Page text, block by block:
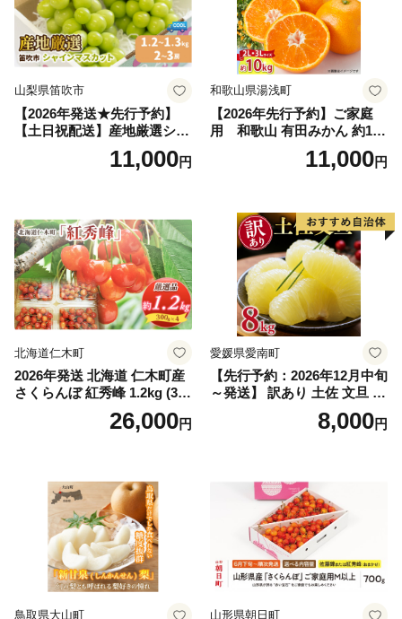
山梨県笛吹市
【2026年発送★先行予約】
【土日祝配送】産地厳選シャ
インマスカット1.2kg～1.3kg
（2房～3房）※沖縄・離島配
笛吹市 山梨県 フルーツ 果物
ぶどう 葡萄 大粒 シャインマ
スカット おすすめ シャイン
マスカット 贈答 ギフト 産地
笛吹市 シャインマスカット
笛吹 葡萄 国産 ぶどう 人気
国産 1.2kg 先行｜
11,000円
和歌山県湯浅町
【2026年先行予約】ご家庭
用 和歌山 有田みかん 約10k
g (2L、3Lサイズ)【湯浅町】
11,000円
北海道仁木町
2026年発送 北海道 仁木町産
さくらんぼ 紅秀峰 1.2kg (300
g×4パック) Lサイズ以上 旬
桜桃 産地直送 サクランボ チ
26,000円
愛媛県愛南町
【先行予約：2026年12月中旬
～発送】 訳あり 土佐 文旦 8k
g (Mサイズ以上サイズミック
ス) 8000円 わけあり ぶんた
産 農家直送 期間限定 特産品
サイズミックス くらもとフ
ァーム 愛南町 愛媛県
8,000円
鳥取県大山町 山形県朝日町